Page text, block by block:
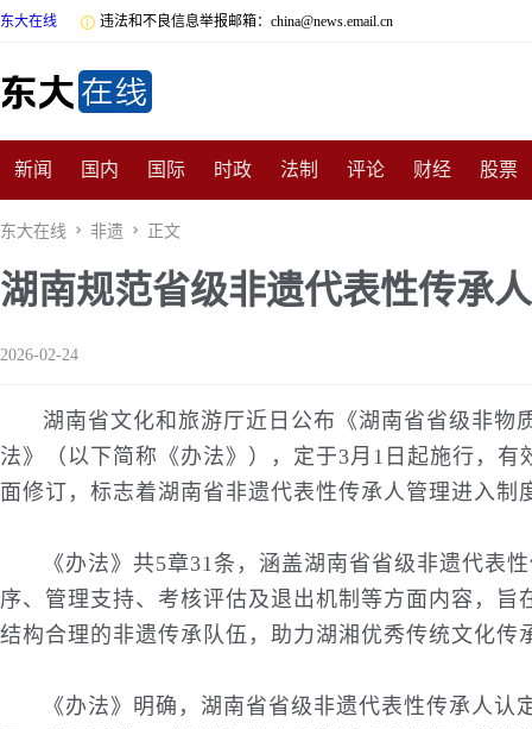
东大在线  违法和不良信息举报邮箱：china@news.email.cn
新闻 国内 国际 时政 法制 评论 财经 股票
数码 民俗 招商
非遗 公益 娱乐 游戏 影视 明星 时尚 体育
东大在线  非遗  正文
湖南规范省级非遗代表性传承
2026-02-24
湖南省文化和 旅游厅近日公布《湖南省省级非物
法》（以下简称《办法》），定于3月1日起施行，
面修订，标志着湖南省非遗代表性传承人管理进入制
《办法》共5章31条，涵盖湖南省省级非遗代表
序、管理支持、考核评估及退出机制等方面内容，
结构合理的非遗传承队伍，助力湖湘优秀传统文化传
《办法》明确，湖南省省级非遗代表性传承人